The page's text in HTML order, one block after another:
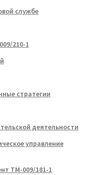
службе
210-1
стратегии
деятельности
управление
ТМ-009/181-1